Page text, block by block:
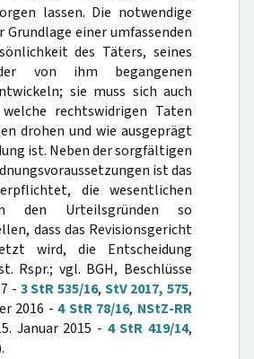
lassen. Die notwendige
einer umfassenden
des Täters, seines
von ihm begangenen
sie muss sich auch
rechtswidrigen Taten
drohen und wie ausgeprägt
ist. Neben der sorgfältigen
ist das
die wesentlichen
den Urteilsgründen so
dass das Revisionsgericht
wird, die Entscheidung
Rspr.; vgl. BGH, Beschlüsse
- 3 StR 535/16, StV 2017, 575,
2016 -4 StR 78/16, NStZ-RR
Januar 2015 - 4 StR 419/14,